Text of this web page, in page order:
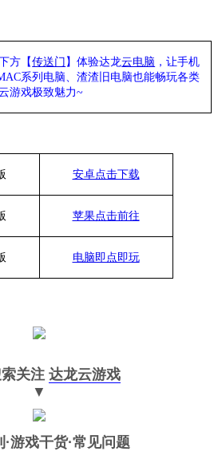
方【传送门 】体验达龙云电脑 ，让手机
系列电脑、渣渣旧电脑也能畅玩各类
游戏极致魅力~
安卓点击下载
苹果点击前往
电脑即点即玩
关注 达龙云游戏
▼
·游戏干货·常见问题